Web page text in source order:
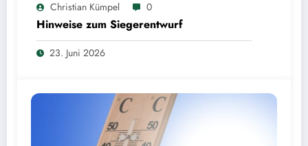
Christian Kümpel 0
Hinweise zum Siegerentwurf
23. Juni 2026